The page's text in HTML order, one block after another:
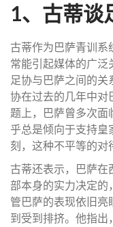
1、古蒂谈
古蒂作为巴萨青训系
常能引起媒体的广泛
足协与巴萨之间的关
协在过去的几年中对
题上，巴萨曾多次面
乎总是倾向于支持皇
刻，这种不平等的对
古蒂还表示，巴萨在
部本身的实力决定的
管巴萨的表现依旧
到受到排挤。他指出